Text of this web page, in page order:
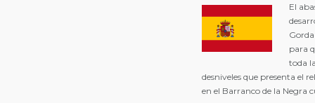
El
para
toda
desniveles que presenta el
en el Barranco de la Negra